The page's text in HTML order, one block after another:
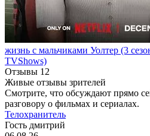
жизнь с мальчиками Уолтер (3
TVShows)
Отзывы 12
Живые отзывы зрителей
Смотрите, что обсуждают прямо
разговору о фильмах и сериалах.
Телохранитель
Гость дмитрий